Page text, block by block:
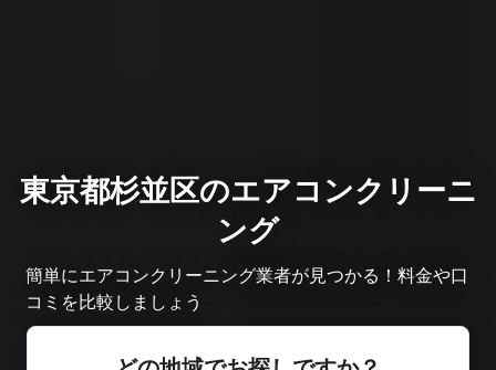
東京都杉並区のエアコンクリーニ
ング
簡単にエアコンクリーニング業者が見つかる！料金や口
コミを比較しましょう